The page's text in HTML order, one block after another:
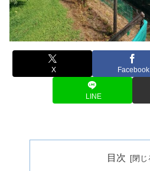
X Facebook
LINE
目次